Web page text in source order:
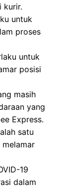
kurir.
untuk
proses
untuk
posisi
masih
yang
Express.
satu
19
dalam